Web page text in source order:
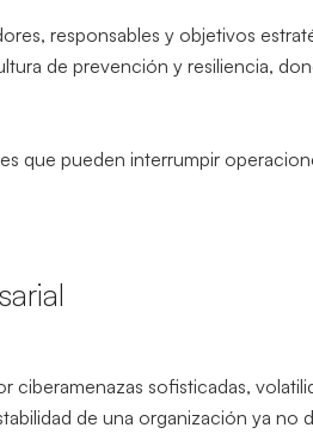
responsables y objetivos
de prevención y resiliencia,
que pueden interrumpir
ciberamenazas sofisticadas,
de una organización ya no